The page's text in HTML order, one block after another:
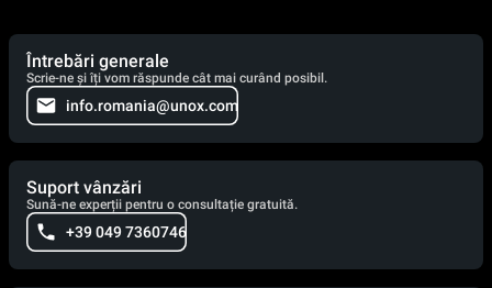
Întrebări generale
Scrie-ne și îți vom răspunde cât mai curând posibil.
info.romania@unox.com
Suport vânzări
Sună-ne experții pentru o consultație gratuită.
+39 049 7360746